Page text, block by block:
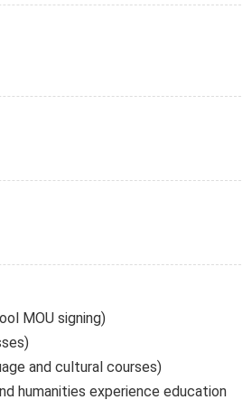
MOU signing)
and cultural courses)
humanities experience education